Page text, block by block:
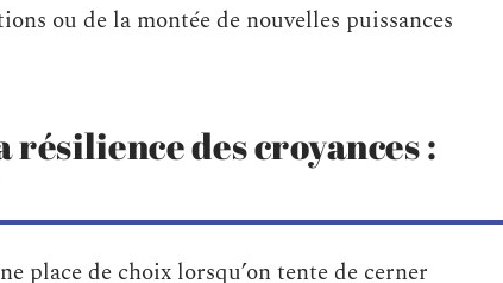
ou de la montée de nouvelles puissances
des croyances :
place de choix lorsqu’on tente de cerner